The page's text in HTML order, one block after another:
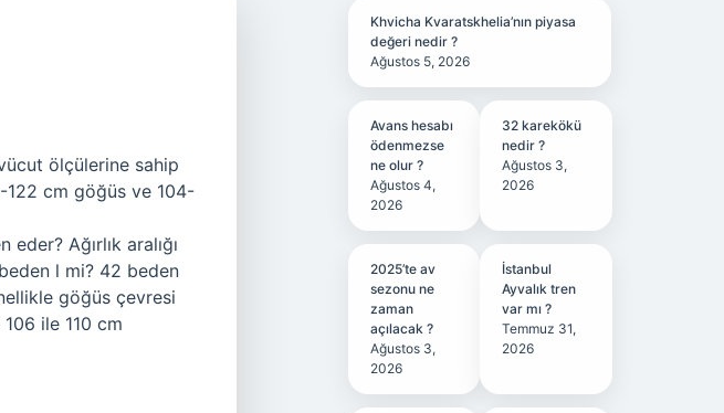
ölçülerine sahip
122 cm göğüs ve 104-
Ağırlık aralığı
l mi? 42 beden
göğüs çevresi
ile 110 cm
Khvicha Kvaratskhelia’nın piyasa
değeri nedir ?
Ağustos 5, 2026
Avans hesabı
ödenmezse
ne olur ?
Ağustos 4,
2026
32 karekökü
nedir ?
Ağustos 3,
2026
2025’te av
sezonu ne
zaman
açılacak ?
Ağustos 3,
2026
İstanbul
Ayvalık tren
var mı ?
Temmuz 31,
2026